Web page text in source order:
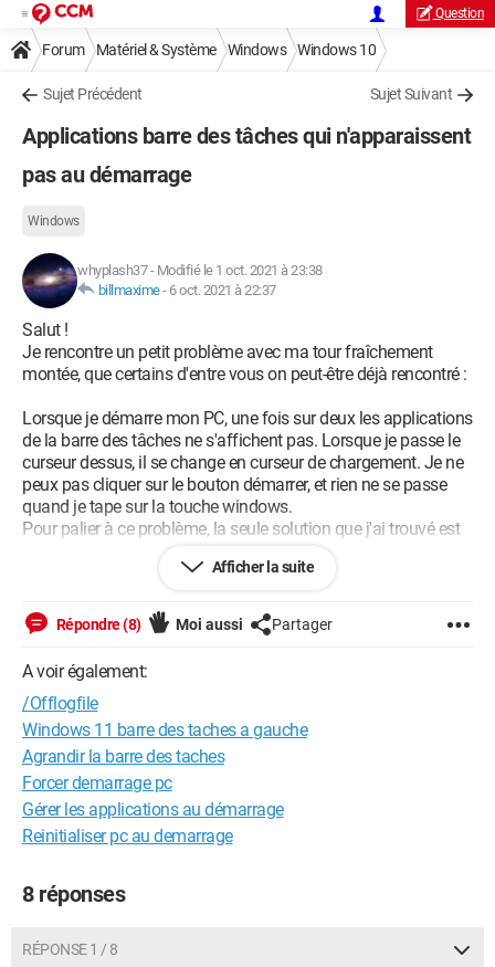
Question
Forum Matériel & Système Windows Windows 10
Sujet Précédent Sujet Suivant
Applications barre des tâches qui n'apparaissent
pas au démarrage
Windows
whyplash37- Modifié le 1 oct. 2021 à 23:38
billmaxime- 6 oct. 2021 à 22:37
Salut !
Je rencontre un petit problème avec ma tour fraîchement
montée, que certains d'entre vous on peut-être déjà rencontré :
Lorsque je démarre mon PC, une fois sur deux les applications
de la barre des tâches ne s'affichent pas. Lorsque je passe le
curseur dessus, il se change en curseur de chargement. Je ne
peux pas cliquer sur le bouton démarrer, et rien ne se passe
quand je tape sur la touche windows.
Pour palier à ce problème, la seule solution que j'ai trouvé est
Je ne comprends pas ce qui peut causer ça... avez-vous une
Si besoin je peux vous faire le détail de ma config, mais je n'ai
pas l'impression que le problème vienne de là...
Voici les infos système :
- Nom du système d’exploitation :
Professionnel
- Version :10.0.19042 Build 19042
Merci à tous :)
Afficher la suite
Répondre (8) Moi aussi Partager
A voir également:
/Offlogfile
Windows 11 barre des taches a gauche
Agrandir la barre des taches
Forcer demarrage pc
Gérer les applications au démarrage
Reinitialiser pc au demarrage
8 réponses
RÉPONSE 1 / 8